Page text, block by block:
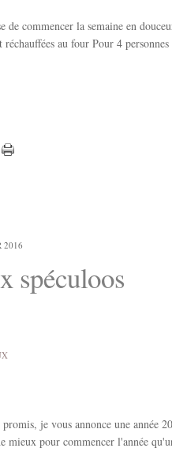
de commencer la semaine en
au four Pour 4 personnes
2016
spéculoos
je vous annonce une année
mieux pour commencer l'année